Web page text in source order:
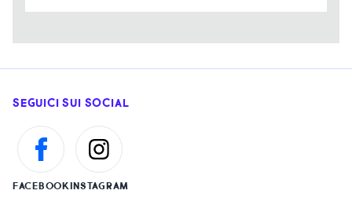
SEGUICI SUI SOCIAL
FACEBOOKINSTAGRAM